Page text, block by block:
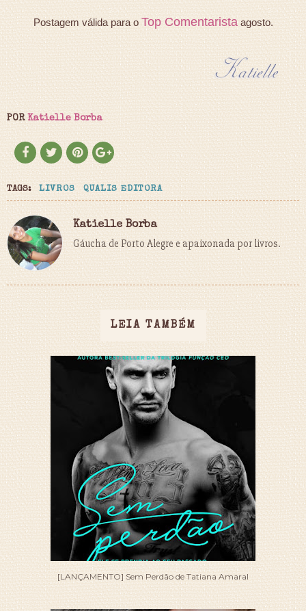
Postagem válida para o Top Comentaristaagosto.
POR Katielle Borba
TAGS: LIVROS QUALIS EDITORA
Katielle Borba
Gáucha de Porto Alegre e apaixonada por livros.
LEIA TAMBÉM
[LANÇAMENTO] Sem Perdão de Tatiana Amaral